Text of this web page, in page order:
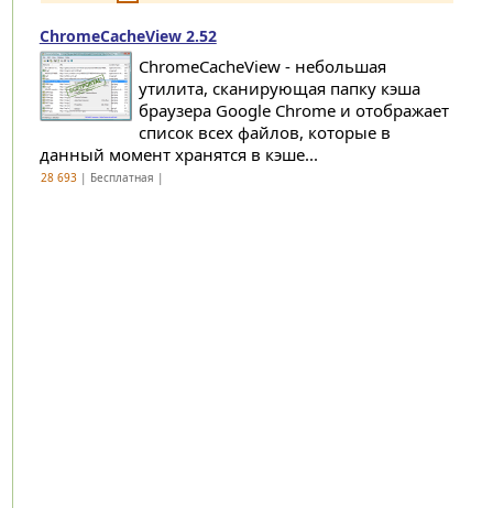
ChromeCacheView 2.52
ChromeCacheView - небольшая
утилита, сканирующая папку кэша
браузера Google Chrome и отображает
список всех файлов, которые в
данный момент хранятся в кэше...
28 693| Бесплатная |